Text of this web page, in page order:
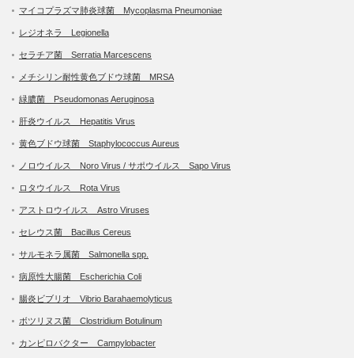
マイコプラズマ肺炎球菌 Mycoplasma Pneumoniae
レジオネラ Legionella
セラチア菌 Serratia Marcescens
メチシリン耐性黄色ブドウ球菌 MRSA
緑膿菌 Pseudomonas Aeruginosa
肝炎ウイルス Hepatitis Virus
黄色ブドウ球菌 Staphylococcus Aureus
ノロウイルス Noro Virus / サポウイルス Sapo Virus
ロタウイルス Rota Virus
アストロウイルス Astro Viruses
セレウス菌 Bacillus Cereus
サルモネラ属菌 Salmonella spp.
病原性大腸菌 Escherichia Coli
腸炎ビブリオ Vibrio Barahaemolyticus
ボツリヌス菌 Clostridium Botulinum
カンピロバクター Campylobacter